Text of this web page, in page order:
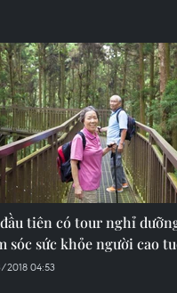
tiên có tour nghỉ
sóc sức khỏe người cao
04:53